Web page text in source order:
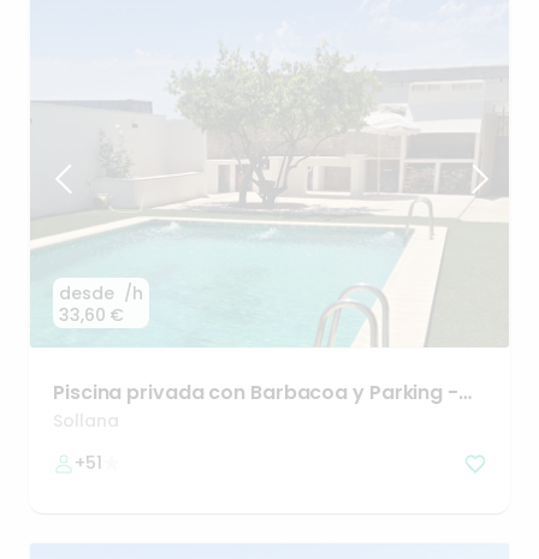
desde
33,60 €
/h
Piscina privada con Barbacoa y Parking -
Eventos
Sollana
+51